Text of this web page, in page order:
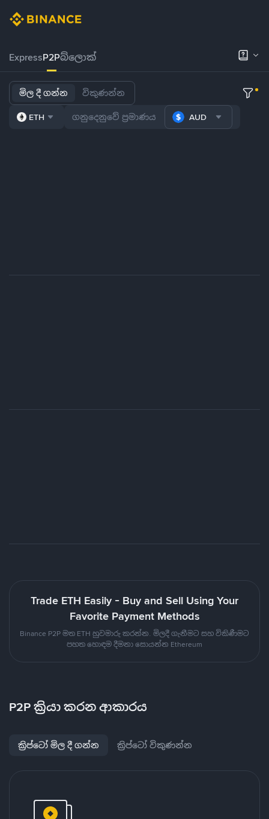
ExpressP2Pබ්ලොක්
මිල දී ගන්න විකුණන්න
ETH AUD
Trade ETH Easily - Buy and Sell Using Your
Favorite Payment Methods
Binance P2P මත ETH හුවමාරු කරන්න. මිලදී ගැනීමට සහ විකිණීමට
පහත හොඳම දීමනා සොයන්න Ethereum
P2P ක්‍රියා කරන ආකාරය
ක්‍රිප්ටෝ මිල දී ගන්න ක්‍රිප්ටෝ විකුණන්න